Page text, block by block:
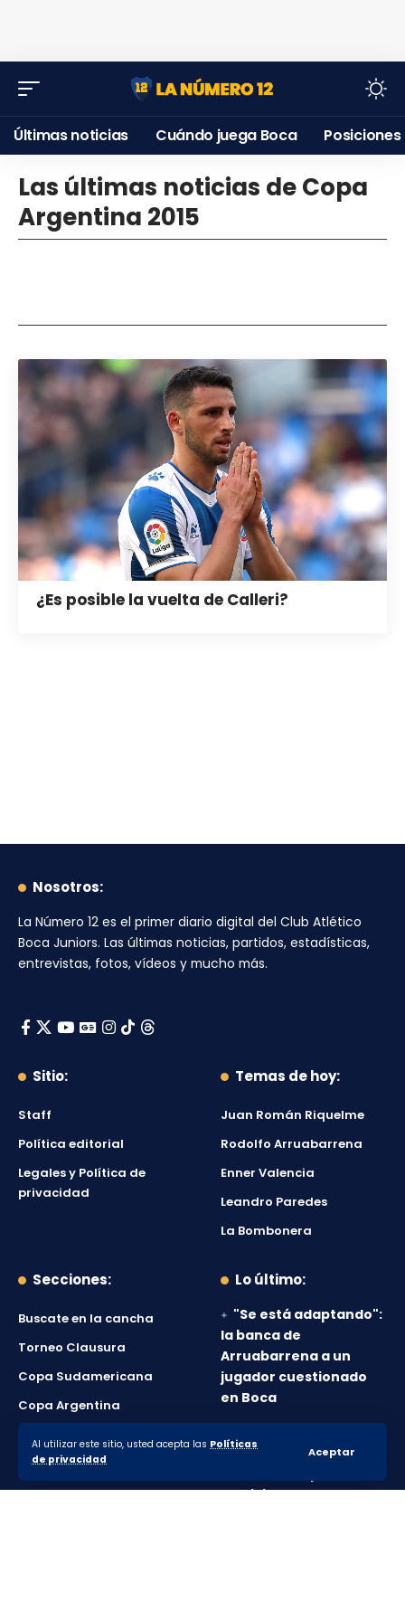
Al utilizar este sitio, usted acepta las Políticas
de privacidad
Aceptar
Últimas noticias Cuándo juega Boca Posiciones
Las últimas noticias de Copa
Argentina 2015
¿Es posible la vuelta de Calleri?
Nosotros:
La Número 12 es el primer diario digital del Club Atlético
Boca Juniors. Las últimas noticias, partidos, estadísticas,
entrevistas, fotos, vídeos y mucho más.
Sitio:
Staff
Política editorial
Legales y Política de
privacidad
Temas de hoy:
Juan Román Riquelme
Rodolfo Arruabarrena
Enner Valencia
Leandro Paredes
La Bombonera
Secciones:
Buscate en la cancha
Torneo Clausura
Copa Sudamericana
Copa Argentina
Boca Socios
Lo último:
"Se está adaptando":
la banca de
Arruabarrena a un
jugador cuestionado
en Boca
en el empate ante
Patricios